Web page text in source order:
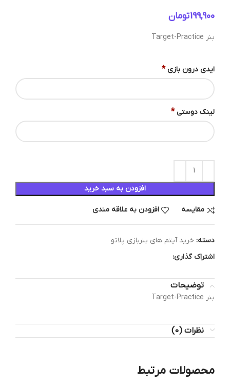
تومان
بنر Target-Practice
ایدی درون بازی *
لینک دوستی *
افزودن به سبد خرید
مقایسه افزودن به علاقه مندی
دسته: خرید آیتم های بنربازی پلاتو
اشتراک گذاری:
توضیحات
بنر Target-Practice
نظرات (0)
محصولات مرتبط